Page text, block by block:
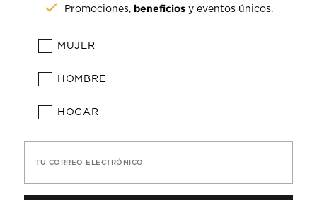
Promociones, beneficios y eventos únicos.
MUJER
HOMBRE
HOGAR
TU CORREO ELECTRÓNICO